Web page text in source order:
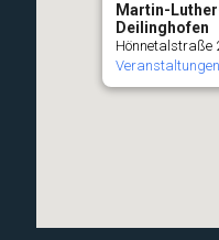
Martin-
Deilinghofen
Hönnetalstraße
Veranstaltungen